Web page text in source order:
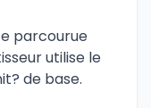
parcourue
utilise le
de base.